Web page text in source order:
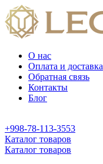
О нас
Оплата и доставка
Обратная связь
Контакты
Блог
+998-78-113-3553
Каталог товаров
Каталог товаров